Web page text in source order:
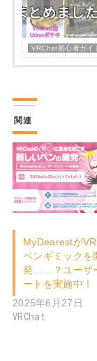
VRChat初心者ガイ
関連
MyDearestが
ペンギミックを
発……？ユーザ
ートを実施中！
2025年6月27日
VRChat